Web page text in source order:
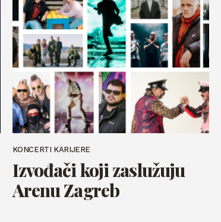
KONCERTI KARIJERE
Izvođači koji zaslužuju
Arenu Zagreb